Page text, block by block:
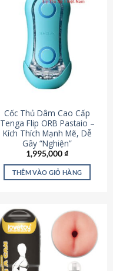
Cốc Thủ Dâm Cao Cấp
Tenga Flip ORB Pastaio –
Kích Thích Mạnh Mẽ, Dễ
Gây “Nghiện”
1,995,000₫
THÊM VÀO GIỎ HÀNG